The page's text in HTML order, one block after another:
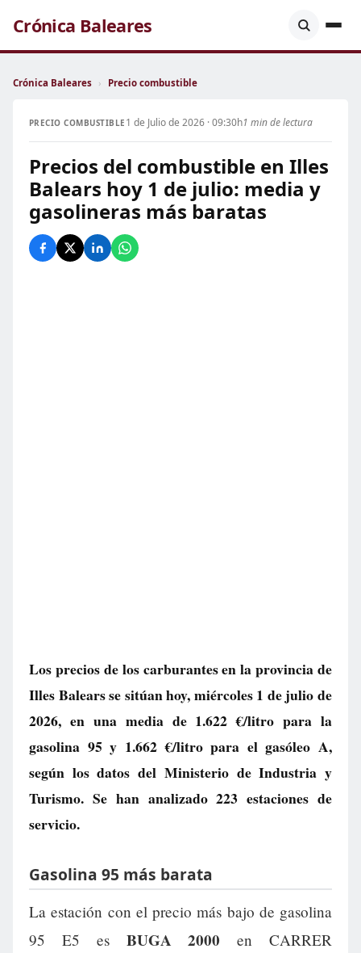
Crónica Baleares
Crónica Baleares › Precio combustible
PRECIO COMBUSTIBLE 1 de Julio de 2026 · 09:30h1 min de lectura
Precios del combustible en Illes
Balears hoy 1 de julio: media y
gasolineras más baratas
Los precios de los carburantes en la provincia de
Illes Balears se sitúan hoy, miércoles 1 de julio de
2026, en una media de 1.622 €/litro para la
gasolina 95 y 1.662 €/litropara el gasóleo A,
según los datos del Ministerio de Industria y
Turismo. Se han analizado 223 estaciones de
servicio.
Gasolina 95 más barata
La estación con el precio más bajo de gasolina
95 E5 es BUGA 2000 en CARRER